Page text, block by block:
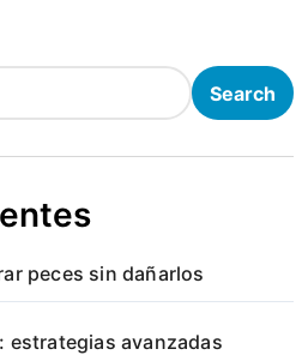
Search
peces sin dañarlos
estrategias avanzadas